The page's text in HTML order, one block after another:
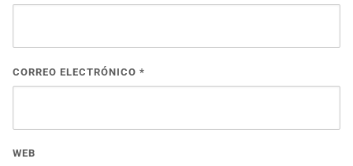
CORREO ELECTRÓNICO *
WEB